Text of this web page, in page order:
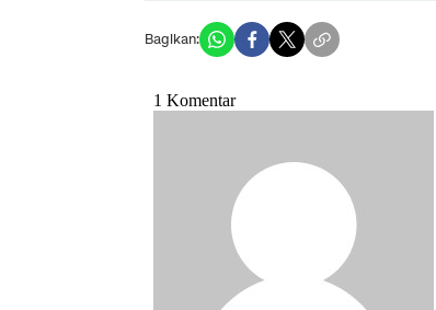
Bagikan: